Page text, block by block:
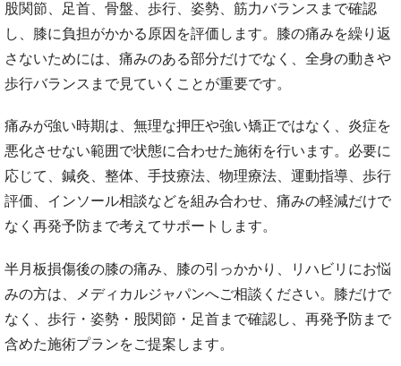
股関節、足首、骨盤、歩行、姿勢、筋力バランスまで確認
し、膝に負担がかかる原因を評価します。膝の痛みを繰り返
さないためには、痛みのある部分だけでなく、全身の動きや
歩行バランスまで見ていくことが重要です。
痛みが強い時期は、無理な押圧や強い矯正ではなく、炎症を
悪化させない範囲で状態に合わせた施術を行います。必要に
応じて、鍼灸、整体、手技療法、物理療法、運動指導、歩行
評価、インソール相談などを組み合わせ、痛みの軽減だけで
なく再発予防まで考えてサポートします。
半月板損傷後の膝の痛み、膝の引っかかり、リハビリにお悩
みの方は、メディカルジャパンへご相談ください。膝だけで
なく、歩行・姿勢・股関節・足首まで確認し、再発予防まで
含めた施術プランをご提案します。